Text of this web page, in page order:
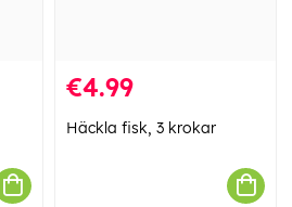
€4.99
Häckla fisk, 3 krokar